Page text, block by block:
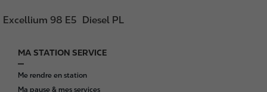
Excellium 98 E5 Diesel PL
F
o
o
MA STATION SERVICE
Me rendre en station
Ma pause & mes services